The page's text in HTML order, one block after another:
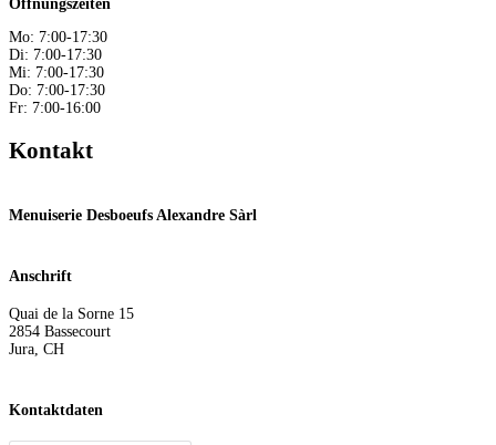
Öffnungszeiten
Mo: 7:00-17:30
Di: 7:00-17:30
Mi: 7:00-17:30
Do: 7:00-17:30
Fr: 7:00-16:00
Kontakt
Menuiserie Desboeufs Alexandre Sàrl
Anschrift
Quai de la Sorne 15
2854 Bassecourt
Jura, CH
Kontaktdaten